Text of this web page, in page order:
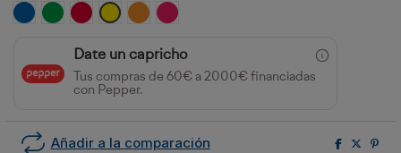
ROYAL VERDE HELECHO
ROJO AMARILLONARANJAFUCSIA
Date un capricho
Tus compras de 60€ a 2000€ financiadas
con Pepper.
Añadir a la comparación